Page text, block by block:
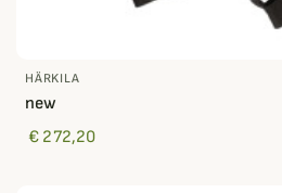
HÄRKILA
new
€ 272,20